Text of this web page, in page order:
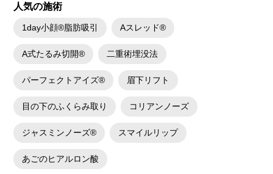
人気の施術
1day小顔®脂肪吸引 Aスレッド®
A式たるみ切開® 二重術埋没法
パーフェクトアイズ® 眉下リフト
目の下のふくらみ取り コリアンノーズ
ジャスミンノーズ® スマイルリップ
あごのヒアルロン酸